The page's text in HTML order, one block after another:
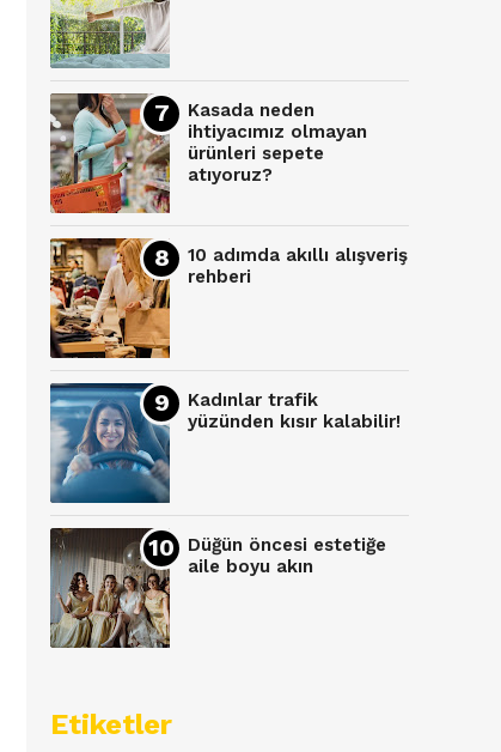
Kasada neden
ihtiyacımız olmayan
ürünleri sepete
atıyoruz?
10 adımda akıllı alışveriş
rehberi
Kadınlar trafik
yüzünden kısır kalabilir!
Düğün öncesi estetiğe
aile boyu akın
Etiketler